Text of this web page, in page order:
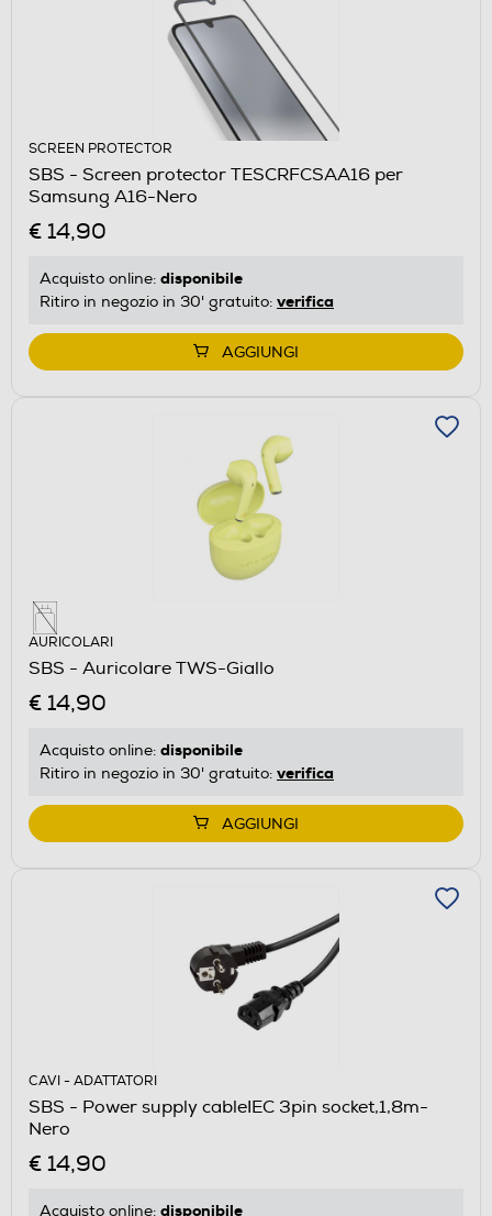
SCREEN PROTECTOR
SBS - Screen protector TESCRFCSAA16 per
Samsung A16-Nero
€ 14,90
Acquisto online: disponibile
Ritiro in negozio in 30' gratuito: verifica
AGGIUNGI
AURICOLARI
SBS - Auricolare TWS-Giallo
€ 14,90
Acquisto online: disponibile
Ritiro in negozio in 30' gratuito: verifica
AGGIUNGI
CAVI - ADATTATORI
SBS - Power supply cableIEC 3pin socket,1,8m-
Nero
€ 14,90
Acquisto online: disponibile